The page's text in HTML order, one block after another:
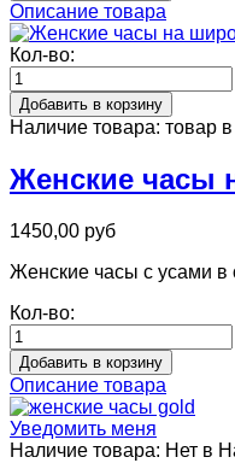
Описание товара
Кол-во:
Наличие товара: товар
Женские часы
1450,00 руб
Женские часы с усами
Кол-во:
Описание товара
Уведомить меня
Наличие товара: Нет в